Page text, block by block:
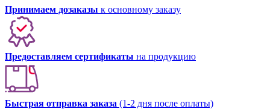
Принимаем дозаказы к основному заказу
Предоставляем сертификаты на продукцию
Быстрая отправка заказа (1-2 дня после оплаты)